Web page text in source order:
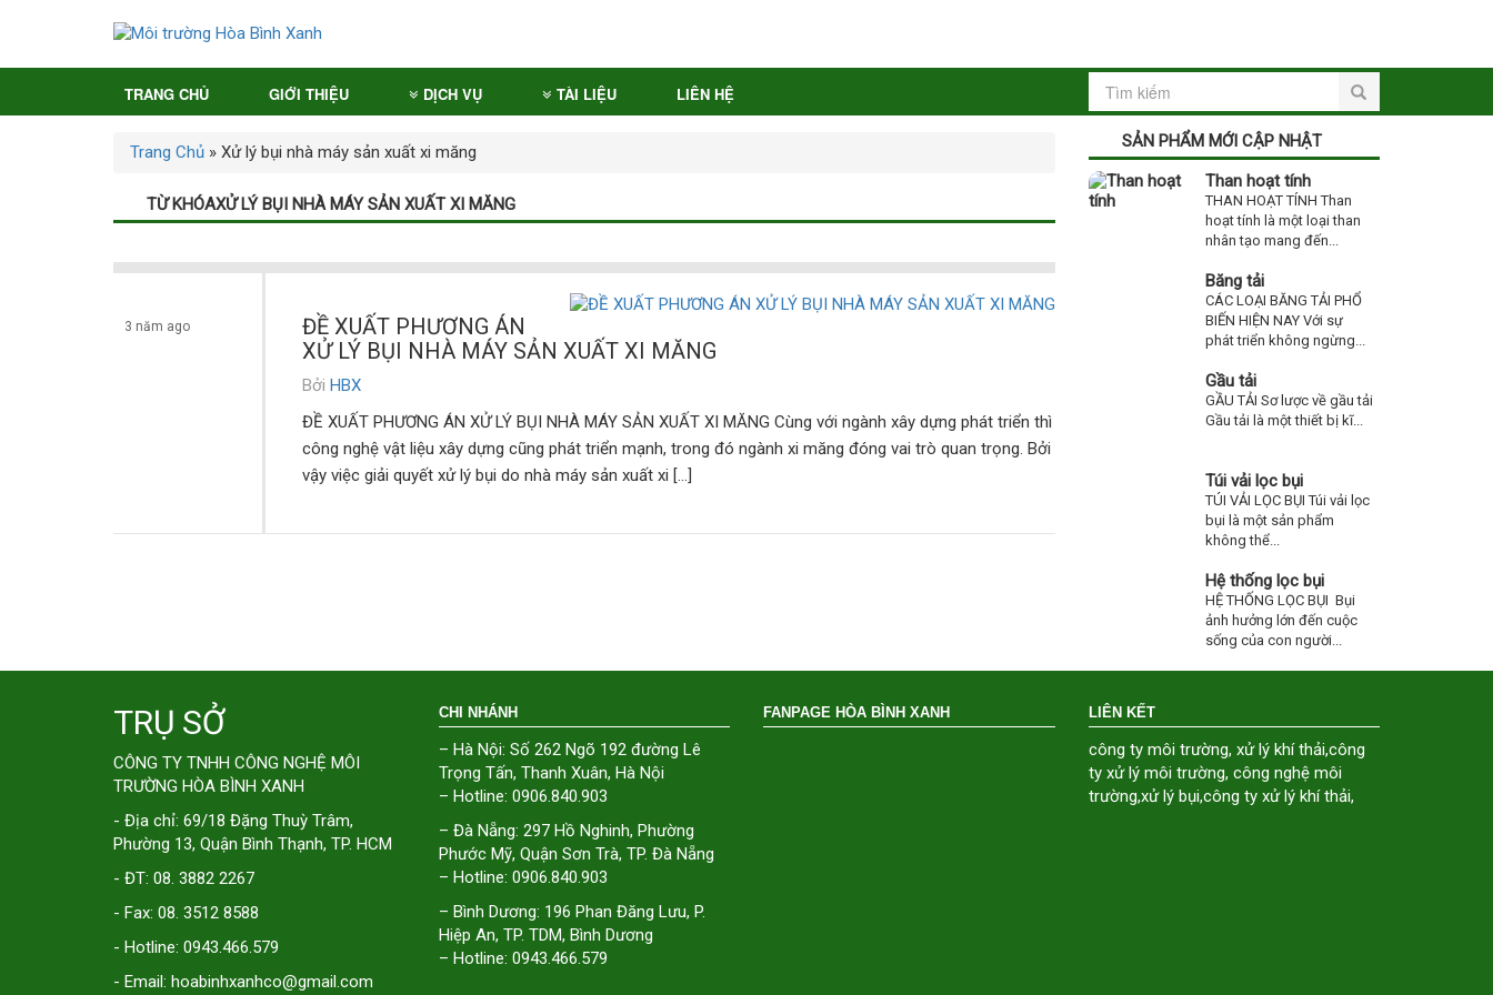
TRANG CHỦ GIỚI THIỆU DỊCH VỤ TÀI LIỆU LIÊN HỆ
Trang Chủ » Xử lý bụi nhà máy sản xuất xi măng
TỪ KHÓAXỬ LÝ BỤI NHÀ MÁY SẢN XUẤT XI MĂNG
ĐỀ XUẤT PHƯƠNG ÁN
XỬ LÝ BỤI NHÀ MÁY SẢN XUẤT XI MĂNG
3 năm ago
Bởi HBX
ĐỀ XUẤT PHƯƠNG ÁN XỬ LÝ BỤI NHÀ MÁY SẢN XUẤT XI MĂNG Cùng với ngành xây dựng phát triển thì
công nghệ vật liệu xây dựng cũng phát triển mạnh, trong đó ngành xi măng đóng vai trò quan trọng. Bởi
vậy việc giải quyết xử lý bụi do nhà máy sản xuất xi […]
SẢN PHẨM MỚI CẬP NHẬT
Than hoạt tính
THAN HOẠT TÍNH Than
hoạt tính là một loại than
nhân tạo mang đến...
Băng tải
CÁC LOẠI BĂNG TẢI PHỔ
BIẾN HIỆN NAY Với sự
phát triển không ngừng...
Gầu tải
GẦU TẢI Sơ lược về gầu tải
Gầu tải là một thiết bị kĩ...
Túi vải lọc bụi
TÚI VẢI LỌC BỤI Túi vải lọc
bụi là một sản phẩm
không thể...
Hệ thống lọc bụi
HỆ THỐNG LỌC BỤI Bụi
ảnh hưởng lớn đến cuộc
sống của con người...
TRỤ SỞ
CÔNG TY TNHH CÔNG NGHỆ MÔI
TRƯỜNG HÒA BÌNH XANH
- Địa chỉ: 69/18 Đặng Thuỳ Trâm,
Phường 13, Quận Bình Thạnh, TP. HCM
- ĐT: 08. 3882 2267
- Fax: 08. 3512 8588
- Hotline: 0943.466.579
- Email: hoabinhxanhco@gmail.com
CHI NHÁNH
– Hà Nội: Số 262 Ngõ 192 đường Lê
Trọng Tấn, Thanh Xuân, Hà Nội
– Hotline: 0906.840.903
– Đà Nẵng: 297 Hồ Nghinh, Phường
Phước Mỹ, Quận Sơn Trà, TP. Đà Nẵng
– Hotline: 0906.840.903
– Bình Dương: 196 Phan Đăng Lưu, P.
Hiệp An, TP. TDM, Bình Dương
– Hotline: 0943.466.579
FANPAGE HÒA BÌNH XANH LIÊN KẾT
công ty môi trường, xử lý khí thải,công
ty xử lý môi trường, công nghệ môi
trường,xử lý bụi,công ty xử lý khí thải,